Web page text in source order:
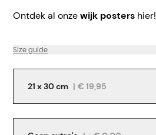
Ontdek al onzewijk posters hier!
Size guide
21 x 30 cm | € 19,95